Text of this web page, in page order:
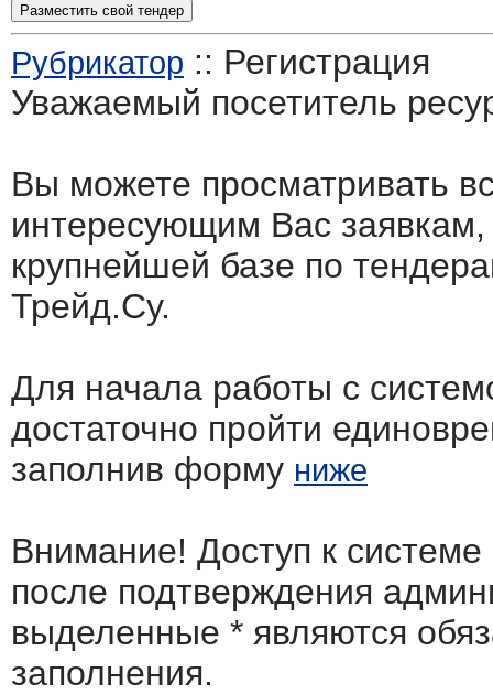
Разместить свой тендер
Рубрикатор :: Регистрация
Уважаемый посетитель
Вы можете просматривать
интересующим Вас
крупнейшей базе по
Трейд.Су.
Для начала работы с
достаточно пройти
заполнив форму ниже
Внимание! Доступ к
после подтверждения
выделенные * являются
заполнения.